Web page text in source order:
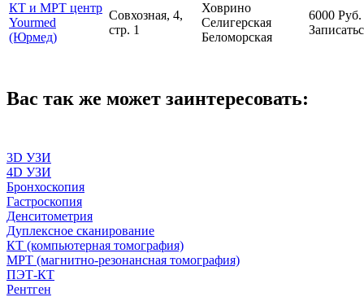
КТ и МРТ центр
Yourmed
(Юрмед)
Совхозная, 4,
стр. 1
Ховрино
Селигерская
Беломорская
6000 Руб.
Вас так же может заинтересовать:
3D УЗИ
4D УЗИ
Бронхоскопия
Гастроскопия
Денситометрия
Дуплексное сканирование
КТ (компьютерная томография)
МРТ (магнитно-резонансная томография)
ПЭТ-КТ
Рентген